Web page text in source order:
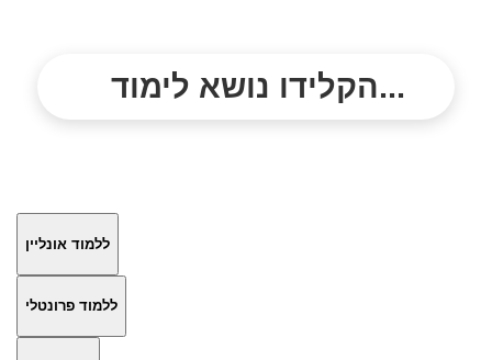
הקלידו נושא לימוד...
ללמוד אונליין
ללמוד פרונטלי